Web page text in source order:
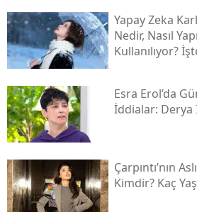
Yapay Zeka
Nedir, Nasıl
Kullanılıyor?
Esra Erol’da
İddialar: Derya
Çarpıntı’nın
Kimdir? Kaç